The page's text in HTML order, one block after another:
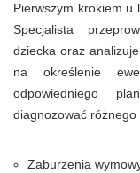
Pierwszym krokiem u
Specjalista
dziecka oraz
na określenie
odpowiedniego
diagnozować
Zaburzenia